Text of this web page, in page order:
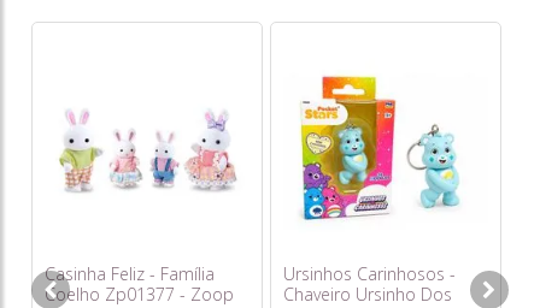
Casinha Feliz - Família
Coelho Zp01377 - Zoop
Ursinhos Carinhosos -
Chaveiro Ursinho Dos